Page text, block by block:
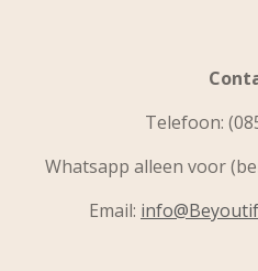
Telefoon:
Whatsapp alleen voor
Email: